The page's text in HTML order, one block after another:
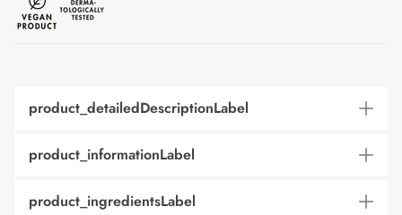
product_detailedDescriptionLabel
product_informationLabel
product_ingredientsLabel